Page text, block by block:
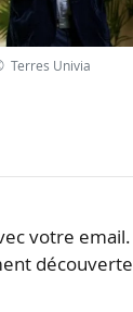
Terres Univia
votre email.
découverte